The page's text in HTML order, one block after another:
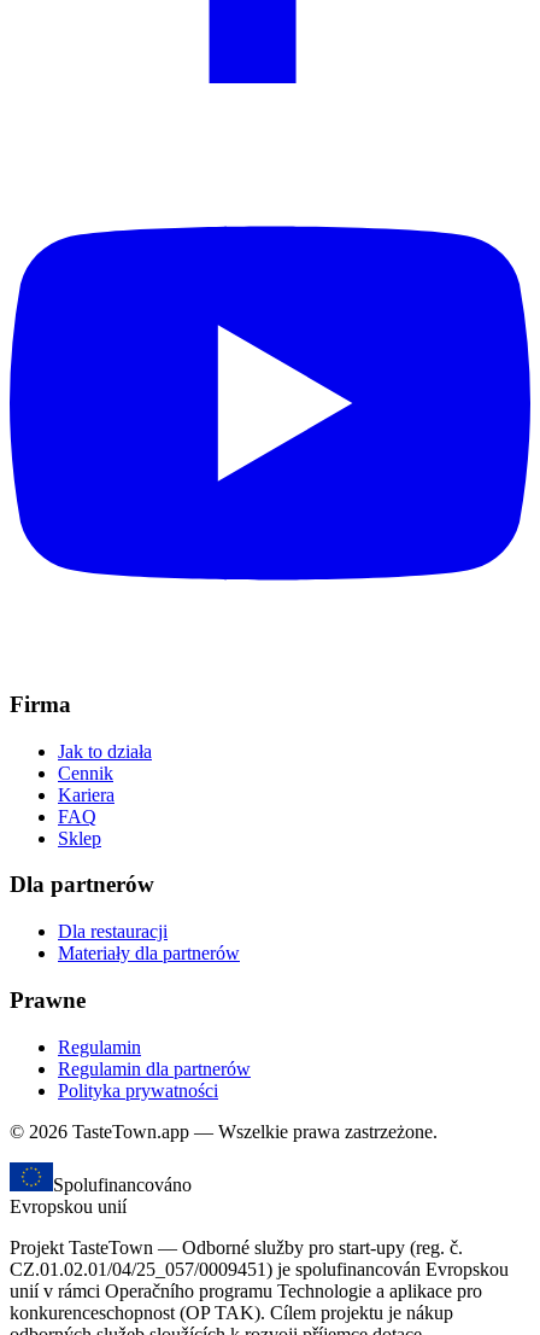
Firma
Jak to działa
Cennik
Kariera
FAQ
Sklep
Dla partnerów
Dla restauracji
Materiały dla partnerów
Prawne
Regulamin
Regulamin dla partnerów
Polityka prywatności
© 2026 TasteTown.app — Wszelkie prawa zastrzeżone.
Spolufinancováno
Evropskou unií
Projekt TasteTown — Odborné služby pro start-upy (reg. č.
CZ.01.02.01/04/25_057/0009451) je spolufinancován Evropskou
unií v rámci Operačního programu Technologie a aplikace pro
konkurenceschopnost (OP TAK). Cílem projektu je nákup